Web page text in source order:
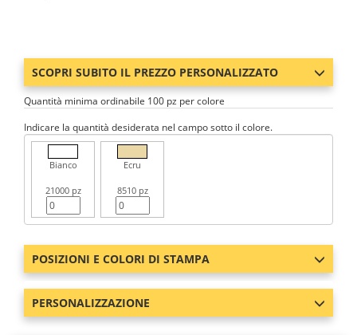
SCOPRI SUBITO IL PREZZO PERSONALIZZATO
Quantità minima ordinabile 100 pz per colore
Indicare la quantità desiderata nel campo sotto il colore.
Bianco
21000 pz
Ecru
8510 pz
POSIZIONI E COLORI DI STAMPA
PERSONALIZZAZIONE